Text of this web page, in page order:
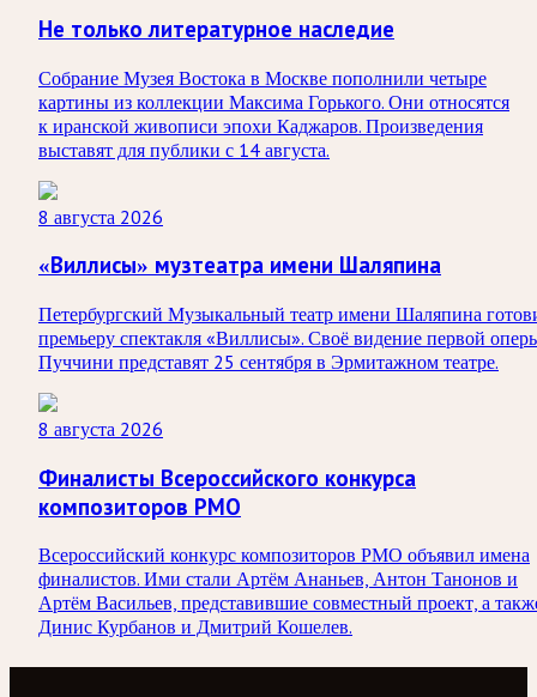
Не только литературное наследие
Собрание Музея Востока в Москве пополнили четыре
картины из коллекции Максима Горького. Они относятся
к иранской живописи эпохи Каджаров. Произведения
выставят для публики с 14 августа.
8 августа 2026
«Виллисы» музтеатра имени Шаляпина
Петербургский Музыкальный театр имени Шаляпина
премьеру спектакля «Виллисы». Своё видение первой
Пуччини представят 25 сентября в Эрмитажном театре.
8 августа 2026
Финалисты Всероссийского конкурса
композиторов РМО
Всероссийский конкурс композиторов РМО объявил имена
финалистов. Ими стали Артём Ананьев, Антон Танонов и
Артём Васильев, представившие совместный проект, а
Динис Курбанов и Дмитрий Кошелев.